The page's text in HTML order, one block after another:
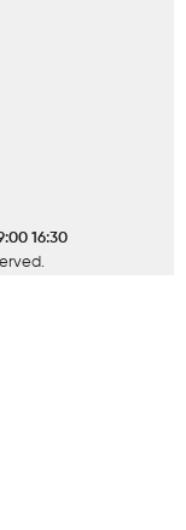
16:30